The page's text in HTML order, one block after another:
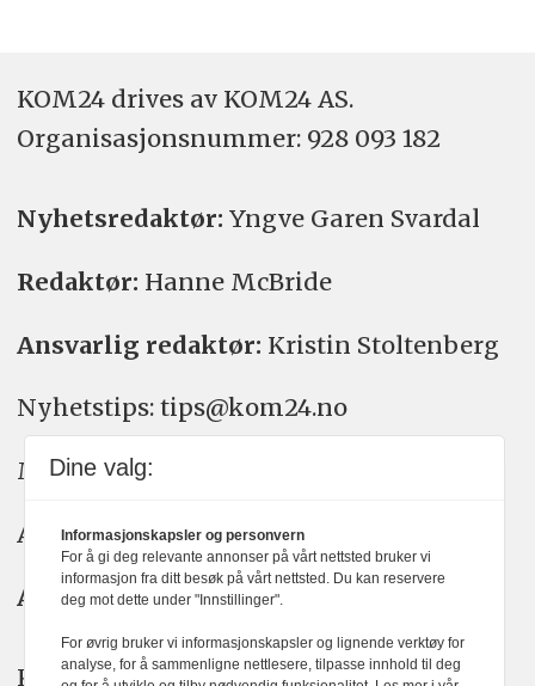
KOM24 drives av KOM24 AS.
Organisasjons­nummer: 928 093 182
Nyhetsredaktør: Yngve Garen Svardal
Redaktør: Hanne McBride
Ansvarlig redaktør: Kristin Stoltenberg
Nyhetstips: tips@kom24.no
Meninger: meninger@kom24.no
Annonse: annonse@watchmedia.no
Abonnement:kom24@watchmedia.no
KOM24 arbeider etter Vær Varsom-
Dine valg:
Informasjonskapsler og personvern
For å gi deg relevante annonser på vårt nettsted bruker vi
informasjon fra ditt besøk på vårt nettsted. Du kan reservere
deg mot dette under "Innstillinger".
For øvrig bruker vi informasjonskapsler og lignende verktøy for
analyse, for å sammenligne nettlesere, tilpasse innhold til deg